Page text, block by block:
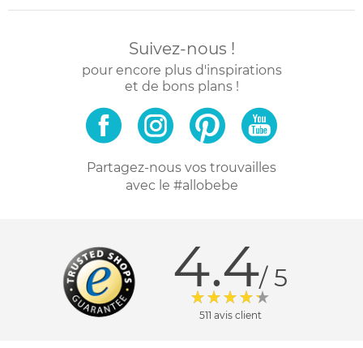
Suivez-nous !
pour encore plus d'inspirations
et de bons plans !
Partagez-nous vos trouvailles
avec le #allobebe
4.4/ 5
511 avis client